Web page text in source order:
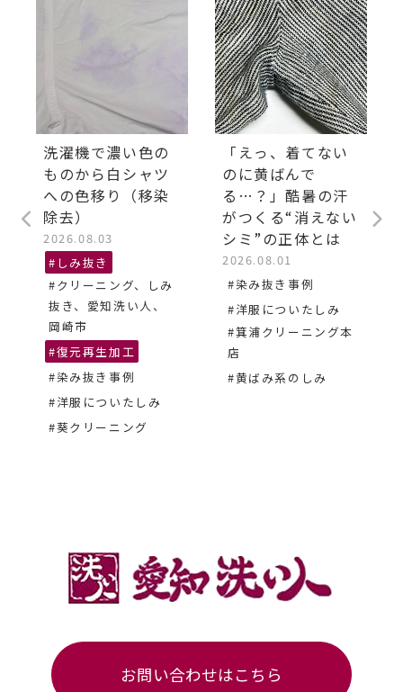
洗濯機で濃い色の
ものから白シャツ
への色移り（移染
除去）
2026.08.03
#しみ抜き
#クリーニング、しみ
抜き、愛知洗い人、
岡崎市
#復元再生加工
#染み抜き事例
#洋服についたしみ
#葵クリーニング
「えっ、着てない
のに黄ばんで
る…？」酷暑の汗
がつくる“消えない
シミ”の正体とは
2026.08.01
#染み抜き事例
#洋服についたしみ
#箕浦クリーニング本
店
#黄ばみ系のしみ
お問い合わせはこちら